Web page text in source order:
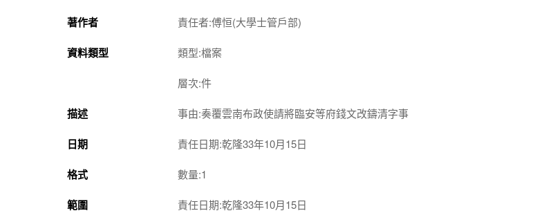
著作者 責任者:傅恒(大學士管戶部)
資料類型 類型:檔案
層次:件
描述 事由:奏覆雲南布政使請將臨安等府錢文改鑄清字事
日期 責任日期:乾隆33年10月15日
格式 數量:1
範圍 責任日期:乾隆33年10月15日